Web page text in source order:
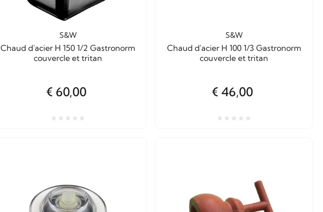
S&W
Chaud d'acier H 150 1/2 Gastronorm
couvercle et tritan
€ 60,00
S&W
Chaud d'acier H 100 1/3 Gastronorm
couvercle et tritan
€ 46,00